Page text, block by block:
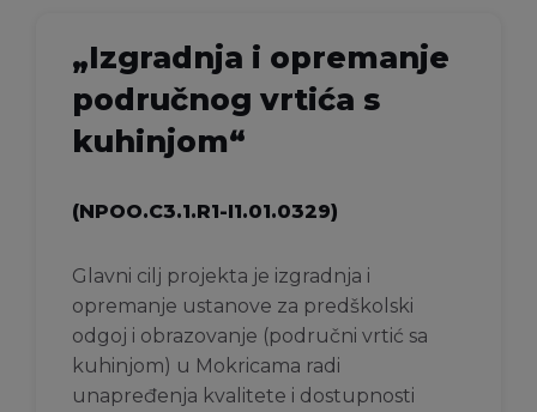
„Izgradnja i opremanje
područnog vrtića s
kuhinjom“
(NPOO.C3.1.R1-I1.01.0329)
Glavni cilj projekta je izgradnja i
opremanje ustanove za predškolski
odgoj i obrazovanje (područni vrtić sa
kuhinjom) u Mokricama radi
unapređenja kvalitete i dostupnosti